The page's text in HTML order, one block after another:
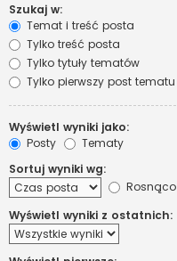
Szukaj w:
Temat i treść posta
Tylko treść posta
Tylko tytuły tematów
Tylko pierwszy post tematu
Wyświetl wyniki jako:
Posty
Tematy
Sortuj wyniki wg:
Rosnąco
Wyświetl wyniki z ostatnich: